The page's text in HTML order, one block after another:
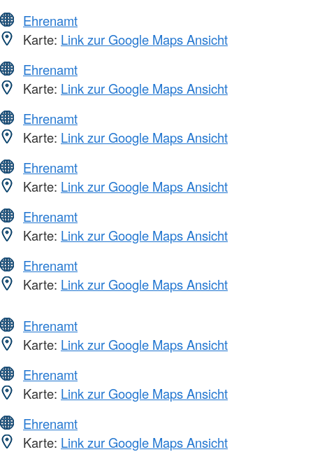
Ehrenamt
Karte: Link zur Google Maps Ansicht
Ehrenamt
Karte: Link zur Google Maps Ansicht
Ehrenamt
Karte: Link zur Google Maps Ansicht
Ehrenamt
Karte: Link zur Google Maps Ansicht
Ehrenamt
Karte: Link zur Google Maps Ansicht
Ehrenamt
Karte: Link zur Google Maps Ansicht
Ehrenamt
Karte: Link zur Google Maps Ansicht
Ehrenamt
Karte: Link zur Google Maps Ansicht
Ehrenamt
Karte: Link zur Google Maps Ansicht